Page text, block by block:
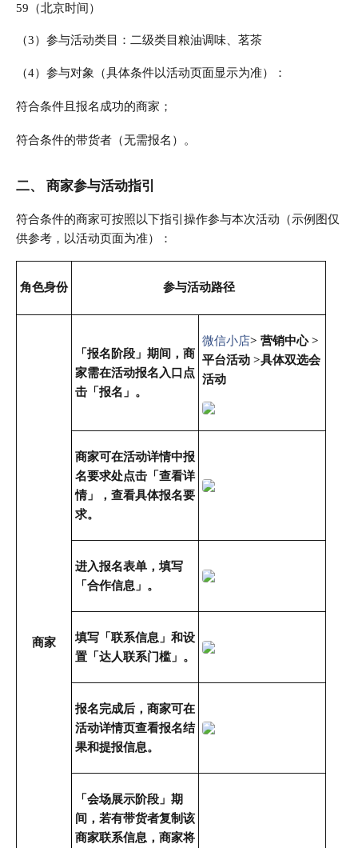
59（北京时间）
（3）参与活动类目：二级类目粮油调味、茗茶
（4）参与对象（具体条件以活动页面显示为准）：
符合条件且报名成功的商家；
符合条件的带货者（无需报名）。
二、 商家参与活动指引
符合条件的商家可按照以下指引操作参与本次活动（示例图仅
供参考，以活动页面为准）：
角色身份 参与活动路径
商家
「报名阶段」期间，商
家需在活动报名入口点
击「报名」。
微信小店> 营销中心 >
平台活动 >具体双选会
活动
商家可在活动详情中报
名要求处点击「查看详
情」，查看具体报名要
求。
进入报名表单，填写
「合作信息」。
填写「联系信息」和设
置「达人联系门槛」。
报名完成后，商家可在
活动详情页查看报名结
果和提报信息。
「会场展示阶段」期
间，若有带货者复制该
商家联系信息，商家将